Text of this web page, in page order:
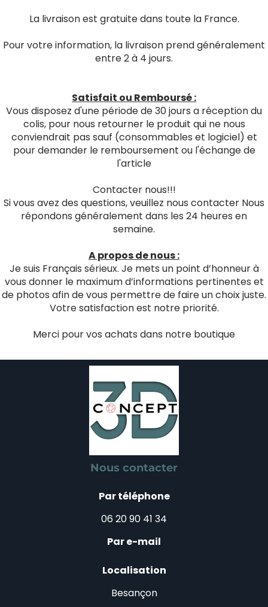
La livraison est gratuite dans toute la France.
Pour votre information, la livraison prend généralement
entre 2 à 4 jours.
Satisfait ou Remboursé :
Vous disposez d'une période de 30 jours a réception du
colis, pour nous retourner le produit qui ne nous
conviendrait pas sauf (consommables et logiciel) et
pour demander le remboursement ou l'échange de
l'article
Contacter nous!!!
Si vous avez des questions, veuillez nous contacter Nous
répondons généralement dans les 24 heures en
semaine.
A propos de nous :
Je suis Français sérieux. Je mets un point d’honneur à
vous donner le maximum d’informations pertinentes et
de photos afin de vous permettre de faire un choix juste.
Votre satisfaction est notre priorité.
Merci pour vos achats dans notre boutique
Nous contacter
Par téléphone
06 20 90 41 34
Par e-mail
Localisation
Besançon